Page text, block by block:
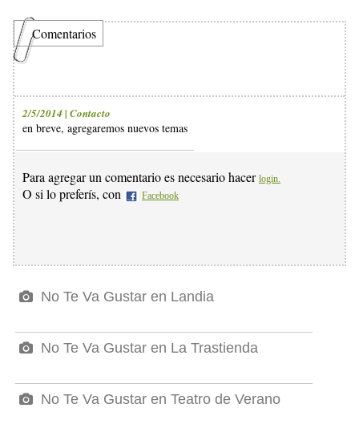
Comentarios
2/5/2014 | Contacto
en breve, agregaremos nuevos temas
Para agregar un comentario es necesario hacer login.
O si lo preferís, con Facebook
No Te Va Gustar en Landia
No Te Va Gustar en La Trastienda
No Te Va Gustar en Teatro de Verano